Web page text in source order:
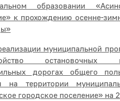
образовании
к прохождению осенне-
муниципальной
дорогах общего
на территории
городское поселение» на